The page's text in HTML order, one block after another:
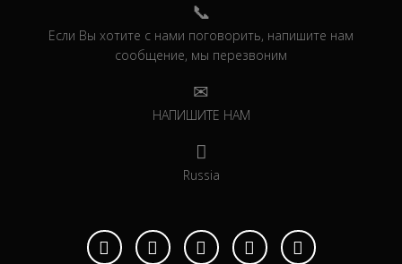
Если Вы хотите с нами поговорить, напишите нам
сообщение, мы перезвоним
НАПИШИТЕ НАМ
Russia